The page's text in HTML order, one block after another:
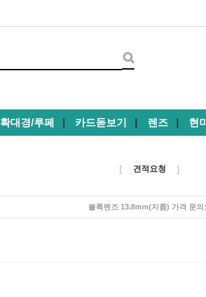
확대경/루페 카드돋보기 렌즈 현
[ 견적요청 ]
볼록렌즈 13.8mm(지름) 가격 문의